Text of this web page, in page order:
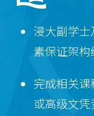
浸大副学
素保证架构
完成相关
或高级文凭